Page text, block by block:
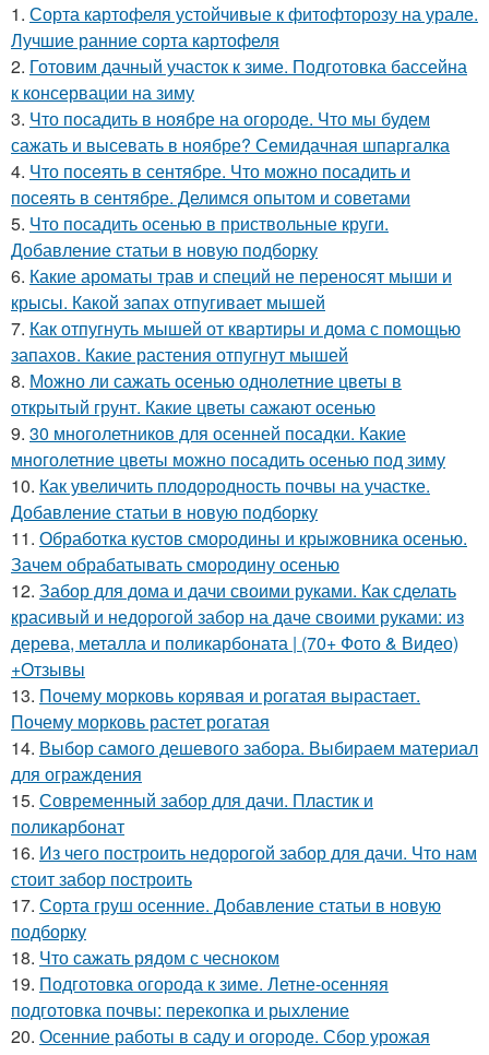
1. Сорта картофеля устойчивые к фитофторозу на урале.
Лучшие ранние сорта картофеля
2. Готовим дачный участок к зиме. Подготовка бассейна
к консервации на зиму
3. Что посадить в ноябре на огороде. Что мы будем
сажать и высевать в ноябре? Семидачная шпаргалка
4. Что посеять в сентябре. Что можно посадить и
посеять в сентябре. Делимся опытом и советами
5. Что посадить осенью в приствольные круги.
Добавление статьи в новую подборку
6. Какие ароматы трав и специй не переносят мыши и
крысы. Какой запах отпугивает мышей
7. Как отпугнуть мышей от квартиры и дома с помощью
запахов. Какие растения отпугнут мышей
8. Можно ли сажать осенью однолетние цветы в
открытый грунт. Какие цветы сажают осенью
9. 30 многолетников для осенней посадки. Какие
многолетние цветы можно посадить осенью под зиму
10. Как увеличить плодородность почвы на участке.
Добавление статьи в новую подборку
11. Обработка кустов смородины и крыжовника осенью.
Зачем обрабатывать смородину осенью
12. Забор для дома и дачи своими руками. Как сделать
красивый и недорогой забор на даче своими руками: из
дерева, металла и поликарбоната | (70+ Фото & Видео)
+Отзывы
13. Почему морковь корявая и рогатая вырастает.
Почему морковь растет рогатая
14. Выбор самого дешевого забора. Выбираем материал
для ограждения
15. Современный забор для дачи. Пластик и
поликарбонат
16. Из чего построить недорогой забор для дачи. Что нам
стоит забор построить
17. Сорта груш осенние. Добавление статьи в новую
подборку
18. Что сажать рядом с чесноком
19. Подготовка огорода к зиме. Летне-осенняя
подготовка почвы: перекопка и рыхление
20. Осенние работы в саду и огороде. Сбор урожая